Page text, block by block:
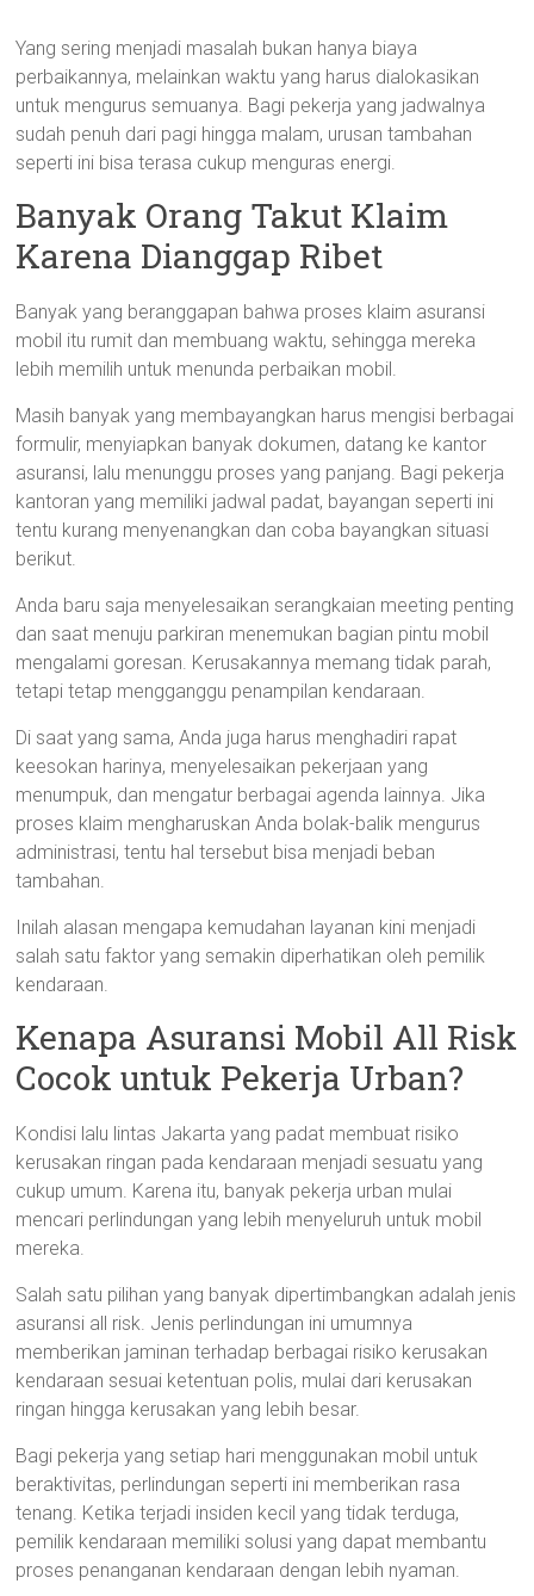
Yang sering menjadi masalah bukan hanya biaya
perbaikannya, melainkan waktu yang harus dialokasikan
untuk mengurus semuanya. Bagi pekerja yang jadwalnya
sudah penuh dari pagi hingga malam, urusan tambahan
seperti ini bisa terasa cukup menguras energi.
Banyak Orang Takut Klaim
Karena Dianggap Ribet
Banyak yang beranggapan bahwa proses klaim asuransi
mobil itu rumit dan membuang waktu, sehingga mereka
lebih memilih untuk menunda perbaikan mobil.
Masih banyak yang membayangkan harus mengisi berbagai
formulir, menyiapkan banyak dokumen, datang ke kantor
asuransi, lalu menunggu proses yang panjang. Bagi pekerja
kantoran yang memiliki jadwal padat, bayangan seperti ini
tentu kurang menyenangkan dan coba bayangkan situasi
berikut.
Anda baru saja menyelesaikan serangkaian meeting penting
dan saat menuju parkiran menemukan bagian pintu mobil
mengalami goresan. Kerusakannya memang tidak parah,
tetapi tetap mengganggu penampilan kendaraan.
Di saat yang sama, Anda juga harus menghadiri rapat
keesokan harinya, menyelesaikan pekerjaan yang
menumpuk, dan mengatur berbagai agenda lainnya. Jika
proses klaim mengharuskan Anda bolak-balik mengurus
administrasi, tentu hal tersebut bisa menjadi beban
tambahan.
Inilah alasan mengapa kemudahan layanan kini menjadi
salah satu faktor yang semakin diperhatikan oleh pemilik
kendaraan.
Kenapa Asuransi Mobil All Risk
Cocok untuk Pekerja Urban?
Kondisi lalu lintas Jakarta yang padat membuat risiko
kerusakan ringan pada kendaraan menjadi sesuatu yang
cukup umum. Karena itu, banyak pekerja urban mulai
mencari perlindungan yang lebih menyeluruh untuk mobil
mereka.
Salah satu pilihan yang banyak dipertimbangkan adalah jenis
asuransi all risk. Jenis perlindungan ini umumnya
memberikan jaminan terhadap berbagai risiko kerusakan
kendaraan sesuai ketentuan polis, mulai dari kerusakan
ringan hingga kerusakan yang lebih besar.
Bagi pekerja yang setiap hari menggunakan mobil untuk
beraktivitas, perlindungan seperti ini memberikan rasa
tenang. Ketika terjadi insiden kecil yang tidak terduga,
pemilik kendaraan memiliki solusi yang dapat membantu
proses penanganan kendaraan dengan lebih nyaman.